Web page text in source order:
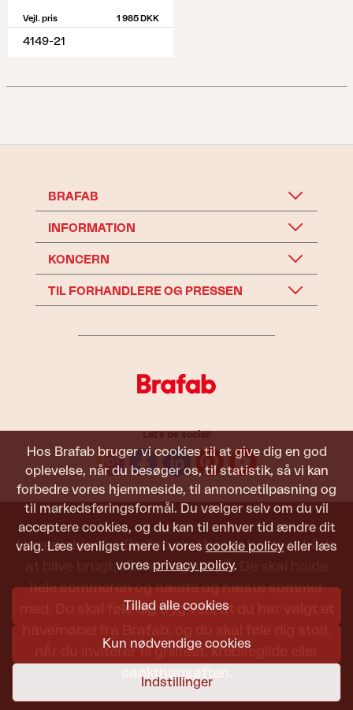
Hos Brafab bruger vi cookies til at give dig en god
oplevelse, når du besøger os, til statistik, så vi kan
forbedre vores hjemmeside, til annoncetilpasning og
til markedsføringsformål. Du vælger selv om du vil
acceptere cookies, og du kan til enhver tid ændre dit
valg. Læs venligst mere i vores cookie policy eller læs
vores privacy policy.
Tillad alle cookies
Kun nødvendige cookies
Indstillinger
Vejl. pris 1 985 DKK
4149-21
BRAFAB
INFORMATION
KONCERN
TIL FORHANDLERE OG PRESSEN
Let's be social!
Havemøbler fra Brafab skal kunne holde til både
at blive brugt, siddet i og set på. De skal holde
hele sommeren og næste og næste sommer
med. Du skal føle dig tryg ved, at du har valgt et
når du inviterer til grillfest, krebsegilde eller